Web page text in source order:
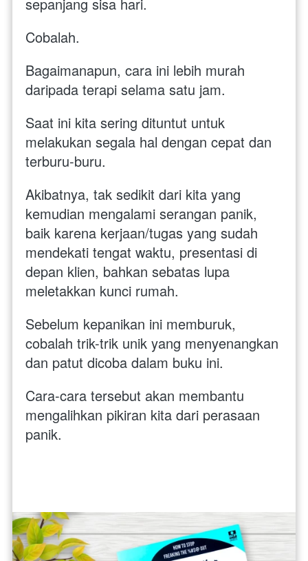
Cobalah.
Bagaimanapun, cara ini lebih murah
daripada terapi selama satu jam.
Saat ini kita sering dituntut untuk
melakukan segala hal dengan cepat dan
terburu-buru.
Akibatnya, tak sedikit dari kita yang
kemudian mengalami serangan panik,
baik karena kerjaan/tugas yang sudah
mendekati tengat waktu, presentasi di
depan klien, bahkan sebatas lupa
meletakkan kunci rumah.
Sebelum kepanikan ini memburuk,
cobalah trik-trik unik yang menyenangkan
dan patut dicoba dalam buku ini.
Cara-cara tersebut akan membantu
mengalihkan pikiran kita dari perasaan
panik.